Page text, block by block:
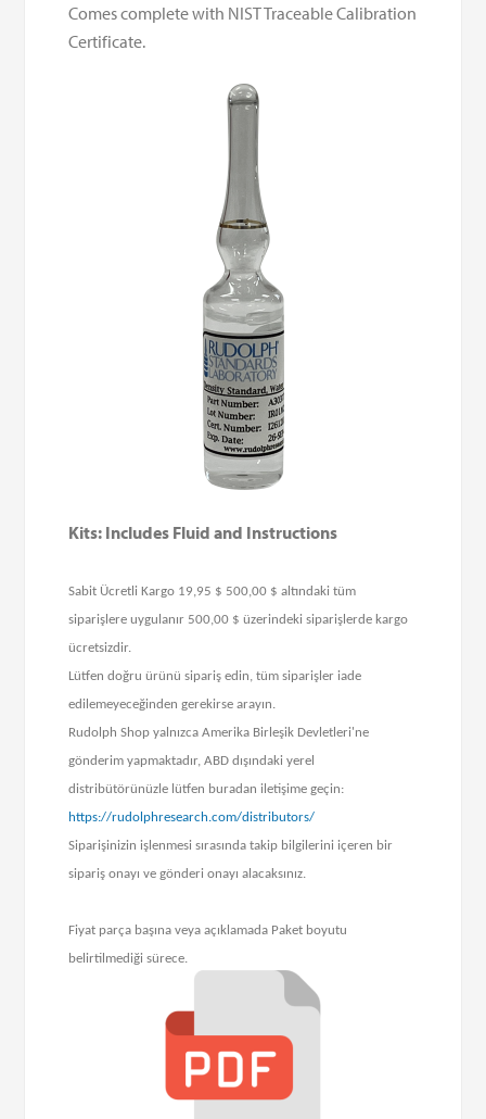
Comes complete with NIST Traceable Calibration
Certificate.
Kits: Includes Fluid and Instructions
Sabit Ücretli Kargo 19,95 $ 500,00 $ altındaki tüm
siparişlere uygulanır 500,00 $ üzerindeki siparişlerde kargo
ücretsizdir.
Lütfen doğru ürünü sipariş edin, tüm siparişler iade
edilemeyeceğinden gerekirse arayın.
Rudolph Shop yalnızca Amerika Birleşik Devletleri'ne
gönderim yapmaktadır, ABD dışındaki yerel
distribütörünüzle lütfen buradan iletişime geçin:
https://rudolphresearch.com/distributors/
Siparişinizin işlenmesi sırasında takip bilgilerini içeren bir
sipariş onayı ve gönderi onayı alacaksınız.
Fiyat parça başına veya açıklamada Paket boyutu
belirtilmediği sürece.